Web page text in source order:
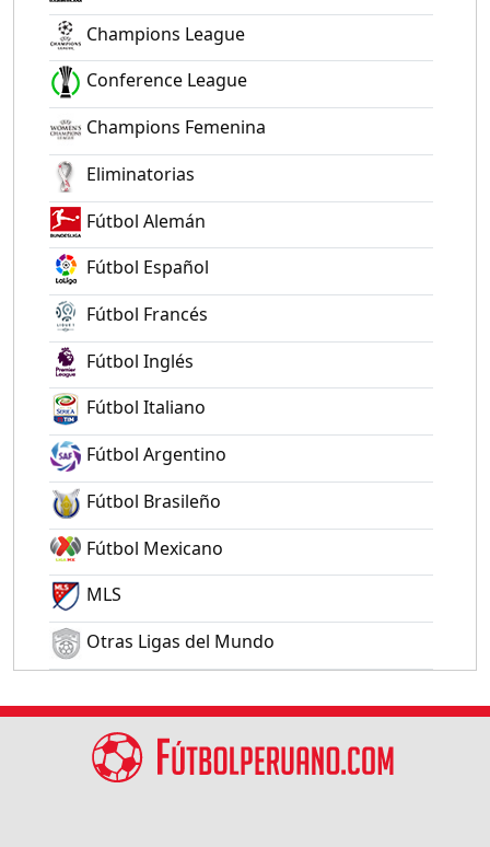
Champions League
Conference League
Champions Femenina
Eliminatorias
Fútbol Alemán
Fútbol Español
Fútbol Francés
Fútbol Inglés
Fútbol Italiano
Fútbol Argentino
Fútbol Brasileño
Fútbol Mexicano
MLS
Otras Ligas del Mundo